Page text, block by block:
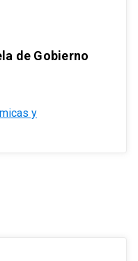
de Gobierno
y